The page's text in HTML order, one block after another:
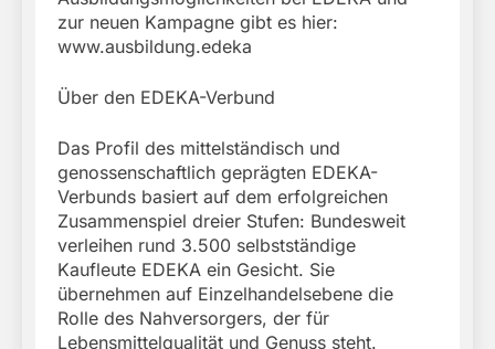
zur neuen Kampagne gibt es hier:
www.ausbildung.edeka
Über den EDEKA-Verbund
Das Profil des mittelständisch und
genossenschaftlich geprägten EDEKA-
Verbunds basiert auf dem erfolgreichen
Zusammenspiel dreier Stufen: Bundesweit
verleihen rund 3.500 selbstständige
Kaufleute EDEKA ein Gesicht. Sie
übernehmen auf Einzelhandelsebene die
Rolle des Nahversorgers, der für
Lebensmittelqualität und Genuss steht.